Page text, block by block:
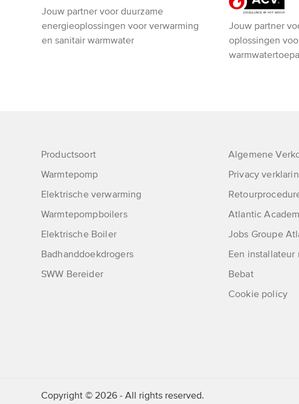
Atlantic
Jouw partner voor duurzame
energieoplossingen voor verwarming
en sanitair warmwater
ACV
Jouw partner
oplossingen
Productsoort
Warmtepomp
Elektrische verwarming
Warmtepompboilers
Elektrische Boiler
Badhanddoekdrogers
SWW Bereider
Algemene
Privacy
Atlantic
Jobs Groupe
Een installateur
Bebat
Cookie policy
Copyright © 2026 - All rights reserved.